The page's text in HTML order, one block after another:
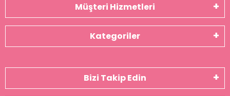
Müşteri Hizmetleri
Kategoriler
Bizi Takip Edin